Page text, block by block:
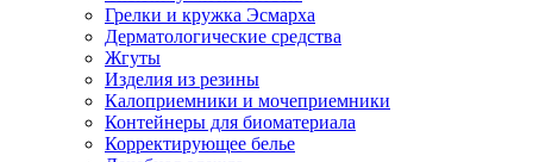
Грелки и кружка Эсмарха
Дерматологические средства
Жгуты
Изделия из резины
Калоприемники и мочеприемники
Контейнеры для биоматериала
Корректирующее белье